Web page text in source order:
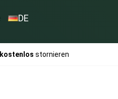
DE
kostenlos stornieren